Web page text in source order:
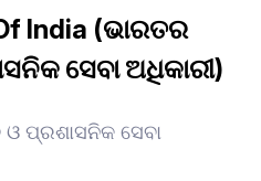
India (ଭାରତର
ସେବା ଅଧିକାରୀ)
ପ୍ରଶାସନିକ ସେବା